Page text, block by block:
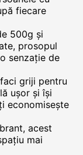
fiecare
500g și
prosopul
senzație de
griji pentru
ușor și își
economisește
acest
mai